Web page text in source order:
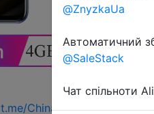
t.me/ChinaGoodBuy
@ZnyzkaUa
Автоматичний
@SaleStack
Чат спільноти